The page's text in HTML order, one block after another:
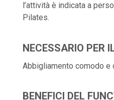
l’attività è indicata a
Pilates.
NECESSARIO PER
Abbigliamento comodo e
BENEFICI DEL